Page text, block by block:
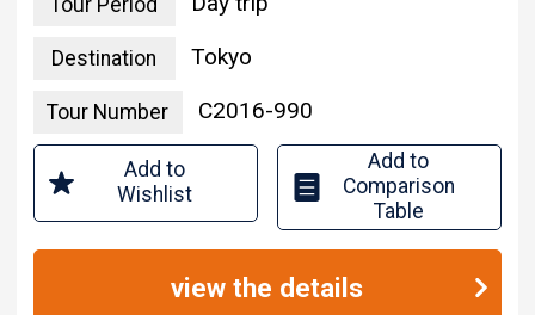
Tour Period
Destination Tokyo
Tour Number C2016-990
Add to
Wishlist
Add to
Comparison
Table
view the details